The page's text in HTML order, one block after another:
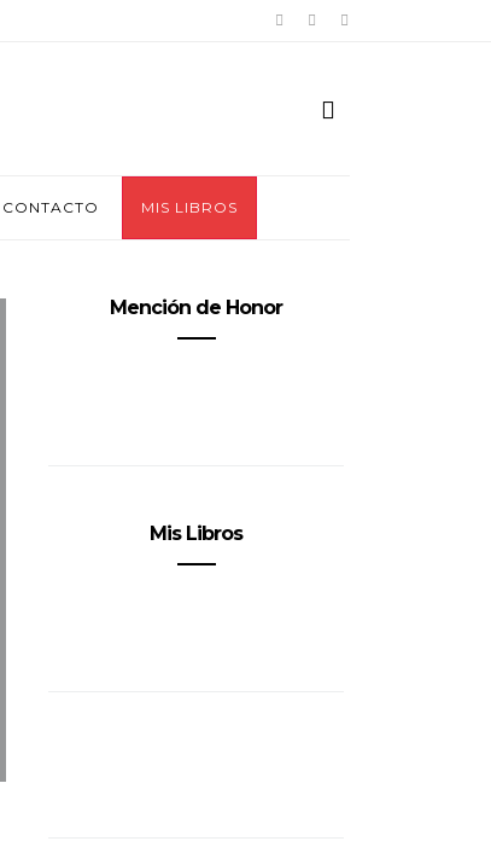
CONTACTO MIS LIBROS
Mención de Honor
Mis Libros